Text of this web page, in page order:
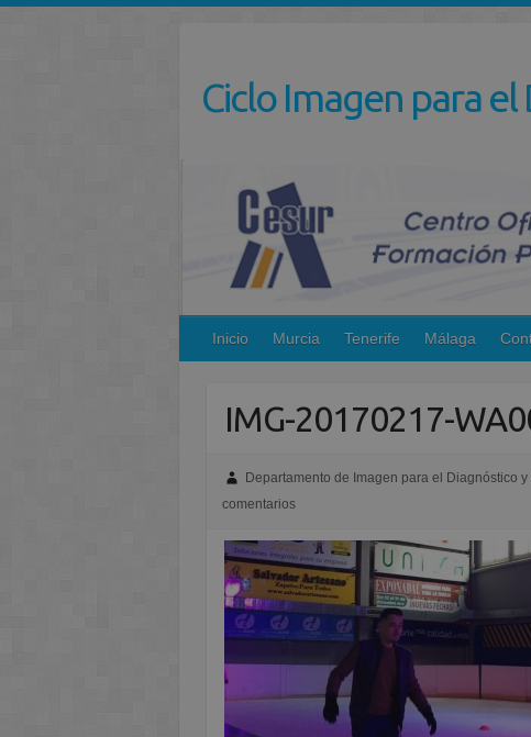
Ciclo Imagen para
Inicio Murcia Tenerife Málaga
IMG-20170217-
Departamento de Imagen para el Diagnóstico
comentarios